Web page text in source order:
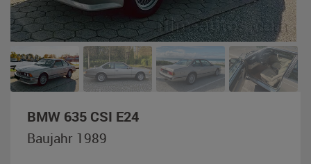
BMW 635 CSI E24,
Baujahr 1989